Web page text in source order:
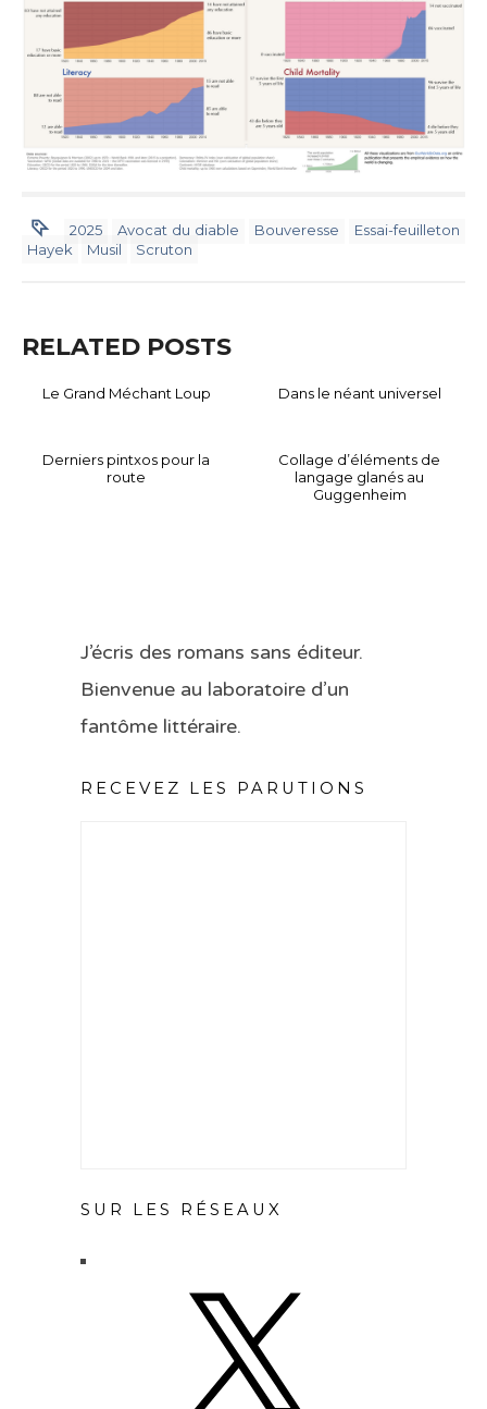
2025 Avocat du diable Bouveresse
Essai-feuilleton
Hayek
Musil Scruton
RELATED POSTS
Le Grand Méchant Loup Dans le néant universel
Derniers pintxos pour la
route
Collage d’éléments de
langage glanés au
Guggenheim
J’écris des romans sans éditeur.
Bienvenue au laboratoire d’un
fantôme littéraire.
RECEVEZ LES PARUTIONS
SUR LES RÉSEAUX